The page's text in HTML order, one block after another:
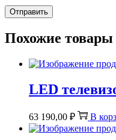
Похожие товары
LED
63 190,00 ₽ В